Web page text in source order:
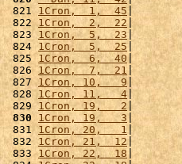
821 1Cron,  1,  45
822 1Cron,  2,  22
823 1Cron,  5,  23
824 1Cron,  5,  25
825 1Cron,  6,  40 |
826 1Cron,  7,  21
827 1Cron, 10,   9
828 1Cron, 11,   4
829 1Cron, 19,   2
830
1Cron, 19,   3
831 1Cron, 20,   1|
832 1Cron, 21,  12
833 1Cron, 22,  18